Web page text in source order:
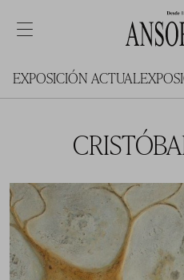
EXPOSICIÓN ACTUAL